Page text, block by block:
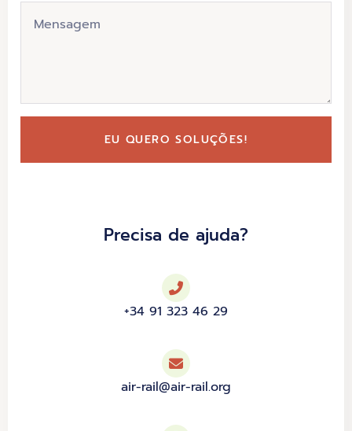
EU QUERO SOLUÇÕES!
Precisa de ajuda?
+34 91 323 46 29
air-rail@air-rail.org